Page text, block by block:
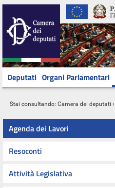
Deputati Organi Parlamentari
Stai consultando: Camera dei deputati ›
Agenda dei Lavori
Resoconti
Attività Legislativa